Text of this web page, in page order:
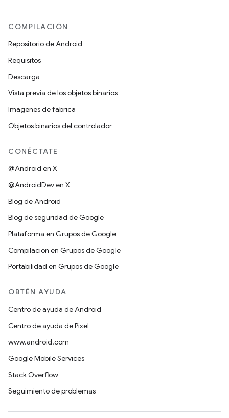
COMPILACIÓN
Repositorio de Android
Requisitos
Descarga
Vista previa de los objetos binarios
Imágenes de fábrica
Objetos binarios del controlador
CONÉCTATE
@Android en X
@AndroidDev en X
Blog de Android
Blog de seguridad de Google
Plataforma en Grupos de Google
Compilación en Grupos de Google
Portabilidad en Grupos de Google
OBTÉN AYUDA
Centro de ayuda de Android
Centro de ayuda de Pixel
www.android.com
Google Mobile Services
Stack Overflow
Seguimiento de problemas